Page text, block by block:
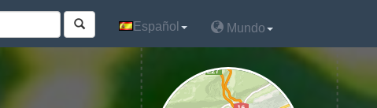
Español Mundo
Español Mundo